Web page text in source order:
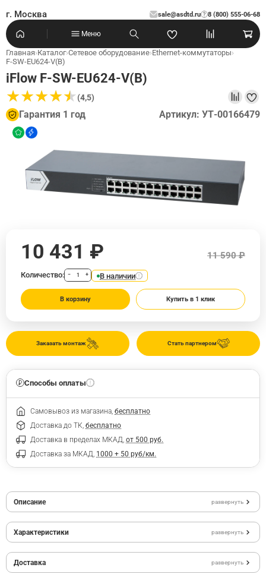
г. Москва sale@asdtd.ru 8 (800) 555-06-68
?
Меню
Главная›Каталог›Сетевое оборудование›Ethernet-коммутаторы›
F-SW-EU624-V(B)
iFlow F-SW-EU624-V(B)
★★★★★
★★★★★(4,5)
Гарантия 1 год Артикул: УТ-00166479
Стать партнером
Заказать монтаж
10 431 ₽ 11 590 ₽
Количество: − + В наличии
В корзину Купить в 1 клик
Способы оплаты
Самовывоз из магазина, бесплатно
Доставка до ТК, бесплатно
Доставка в пределах МКАД, от 500 руб.
Доставка за МКАД, 1000 + 50 руб/км.
Описание развернуть
Характеристики развернуть
Доставка развернуть